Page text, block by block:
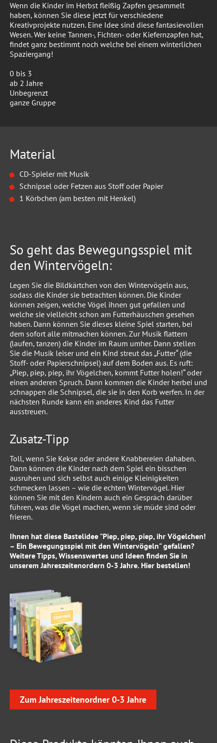
Wenn die Kinder im Herbst fleißig Zapfen gesammelt
haben, können Sie diese jetzt für verschiedene
Kreativprojekte nutzen. Eine Idee sind diese fantasievollen
Wesen. Wer keine Tannen-, Fichten- oder Kiefernzapfen hat,
findet ganz bestimmt noch welche bei einem winterlichen
Spaziergang!
0 bis 3
ab 2 Jahre
Unbegrenzt
ganze Gruppe
Material
CD-Spieler mit Musik
Schnipsel oder Fetzen aus Stoff oder Papier
1 Körbchen (am besten mit Henkel)
So geht das Bewegungsspiel mit
den Wintervögeln:
Legen Sie die Bildkärtchen von den Wintervögeln aus,
sodass die Kinder sie betrachten können. Die Kinder
können zeigen, welche Vögel ihnen gut gefallen und
welche sie vielleicht schon am Futterhäuschen gesehen
haben. Dann können Sie dieses kleine Spiel starten, bei
dem sofort alle mitmachen können. Zur Musik flattern
(laufen, tanzen) die Kinder im Raum umher. Dann stellen
Sie die Musik leiser und ein Kind streut das „Futter“ (die
Stoff- oder Papierschnipsel) auf dem Boden aus. Es ruft:
„Piep, piep, piep, ihr Vögelchen, kommt Futter holen!“ oder
einen anderen Spruch. Dann kommen die Kinder herbei und
schnappen die Schnipsel, die sie in den Korb werfen. In der
nächsten Runde kann ein anderes Kind das Futter
ausstreuen.
Zusatz-Tipp
Toll, wenn Sie Kekse oder andere Knabbereien dahaben.
Dann können die Kinder nach dem Spiel ein bisschen
ausruhen und sich selbst auch einige Kleinigkeiten
schmecken lassen – wie die echten Wintervögel. Hier
können Sie mit den Kindern auch ein Gespräch darüber
führen, was die Vögel machen, wenn sie müde sind oder
frieren.
Ihnen hat diese Bastelidee "Piep, piep, piep, ihr Vögelchen!
– Ein Bewegungsspiel mit den Wintervögeln" gefallen?
Weitere Tipps, Wissenswertes und Ideen finden Sie in
unseremJahreszeitenordern 0-3 Jahre. Hier bestellen!
Zum Jahreszeitenordner 0-3 Jahre